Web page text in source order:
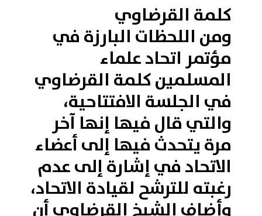
كلمة القرضاوي
ومن اللحظات البارزة في
مؤتمر اتحاد علماء
المسلمين كلمة القرضاوي
في الجلسة الافتتاحية،
والتي قال فيها إنها آخر
مرة يتحدث فيها إلى أعضاء
الاتحاد في إشارة إلى عدم
رغبته للترشح لقيادة الاتحاد،
وأضاف الشيخ القرضاوي أن